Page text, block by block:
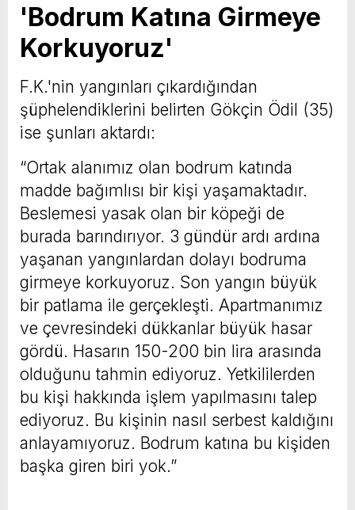
'Bodrum Katına Girmeye
Korkuyoruz'
F.K.'nin yangınları çıkardığından
şüphelendiklerini belirten Gökçin Ödil (35)
ise şunları aktardı:
“Ortak alanımız olan bodrum katında
madde bağımlısı bir kişi yaşamaktadır.
Beslemesi yasak olan bir köpeği de
burada barındırıyor. 3 gündür ardı ardına
yaşanan yangınlardan dolayı bodruma
girmeye korkuyoruz. Son yangın büyük
bir patlama ile gerçekleşti. Apartmanımız
ve çevresindeki dükkanlar büyük hasar
gördü. Hasarın 150-200 bin lira arasında
olduğunu tahmin ediyoruz. Yetkililerden
bu kişi hakkında işlem yapılmasını talep
ediyoruz. Bu kişinin nasıl serbest kaldığını
anlayamıyoruz. Bodrum katına bu kişiden
başka giren biri yok.”